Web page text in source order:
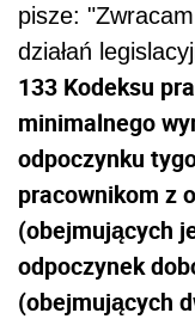
pisze:
działań
133 Kodeksu
minimalnego
odpoczynku
pracownikom z
(obejmujących
odpoczynek
(obejmujących